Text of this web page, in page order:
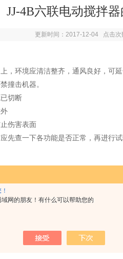
域网的朋友！有什么可以帮助您的
JJ-4B六联电动搅拌
更新时间：2017-12-04 点击次
，环境应清洁整齐，通风良好，可
撞击机器。
切断
伤害表面
先查一下各功能是否正常，再进行
养箱、试验箱、水浴锅、振荡器、
品，欢迎新老客户！
事项 冷冻离心机